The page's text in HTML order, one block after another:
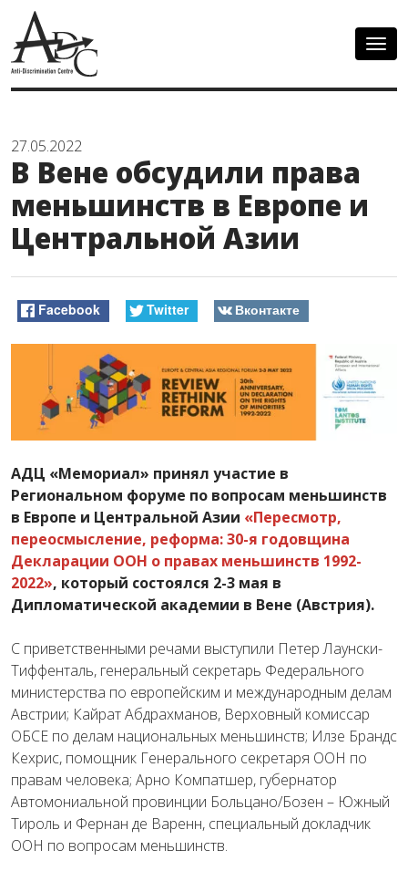
27.05.2022
В Вене обсудили права
меньшинств в Европе и
Центральной Азии
Facebook Twitter Вконтакте
АДЦ «Мемориал» принял участие в
Региональном форуме по вопросам меньшинств
в Европе и Центральной Азии «Пересмотр,
переосмысление, реформа: 30-я годовщина
Декларации ООН о правах меньшинств 1992-
2022», который состоялся 2-3 мая в
Дипломатической академии в Вене (Австрия).
С приветственными речами выступили Петер Лаунски-
Тиффенталь, генеральный секретарь Федерального
министерства по европейским и международным делам
Австрии; Кайрат Абдрахманов, Верховный комиссар
ОБСЕ по делам национальных меньшинств; Илзе Брандс
Кехрис, помощник Генерального секретаря ООН по
правам человека; Арно Компатшер, губернатор
Автомониальной провинции Больцано/Бозен – Южный
Тироль и Фернан де Варенн, специальный докладчик
ООН по вопросам меньшинств.